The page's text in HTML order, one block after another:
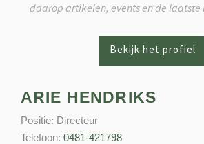
daarop artikelen, events en de laatste
ARIE HENDRIKS
Positie: Directeur
Telefoon: 0481-421798